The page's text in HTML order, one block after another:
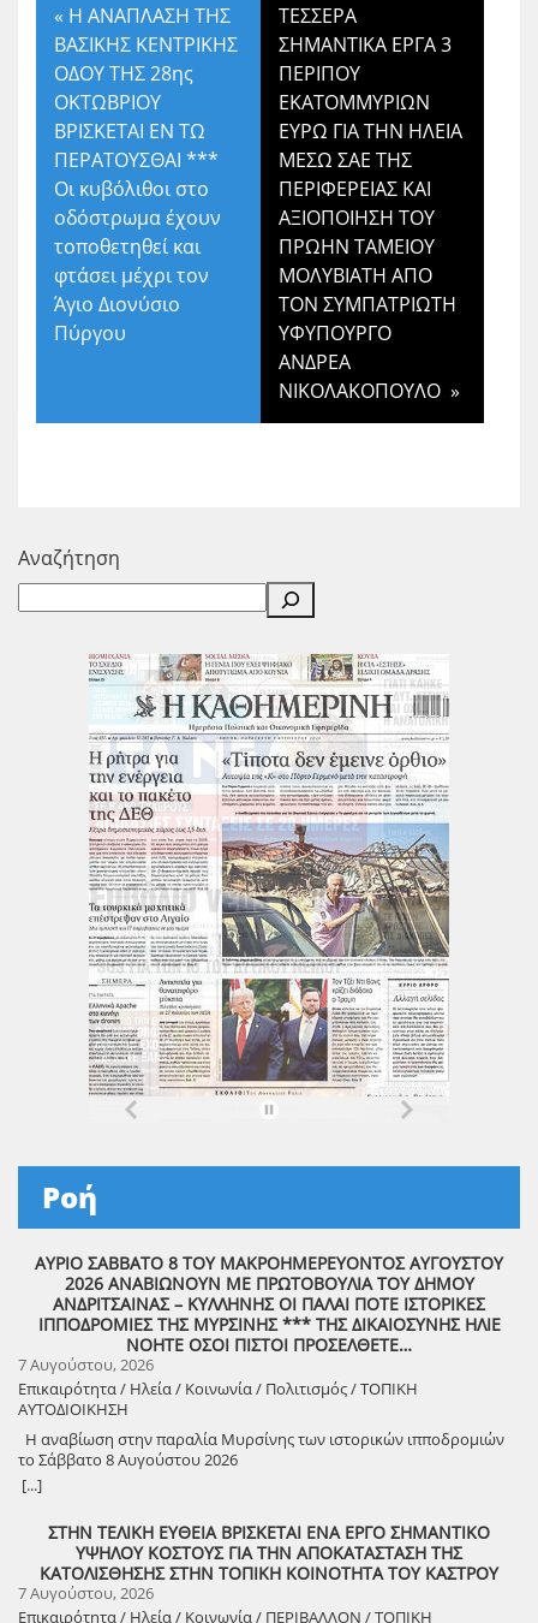
« Η ΑΝΑΠΛΑΣΗ ΤΗΣ
ΒΑΣΙΚΗΣ ΚΕΝΤΡΙΚΗΣ
ΟΔΟΥ ΤΗΣ 28ης
ΟΚΤΩΒΡΙΟΥ
ΒΡΙΣΚΕΤΑΙ ΕΝ ΤΩ
ΠΕΡΑΤΟΥΣΘΑΙ ***
Οι κυβόλιθοι στο
οδόστρωμα έχουν
τοποθετηθεί και
φτάσει μέχρι τον
Άγιο Διονύσιο
Πύργου
ΤΕΣΣΕΡΑ
ΣΗΜΑΝΤΙΚΑ ΕΡΓΑ 3
ΠΕΡΙΠΟΥ
ΕΚΑΤΟΜΜΥΡΙΩΝ
ΕΥΡΩ ΓΙΑ ΤΗΝ ΗΛΕΙΑ
ΜΕΣΩ ΣΑΕ ΤΗΣ
ΠΕΡΙΦΕΡΕΙΑΣ ΚΑΙ
ΑΞΙΟΠΟΙΗΣΗ ΤΟΥ
ΠΡΩΗΝ ΤΑΜΕΙΟΥ
ΜΟΛΥΒΙΑΤΗ ΑΠΟ
ΤΟΝ ΣΥΜΠΑΤΡΙΩΤΗ
ΥΦΥΠΟΥΡΓΟ
ΑΝΔΡΕΑ
ΝΙΚΟΛΑΚΟΠΟΥΛΟ »
Αναζήτηση
Ροή
ΑΥΡΙΟ ΣΑΒΒΑΤΟ 8 ΤΟΥ ΜΑΚΡΟΗΜΕΡΕΥΟΝΤΟΣ ΑΥΓΟΥΣΤΟΥ
2026 ΑΝΑΒΙΩΝΟΥΝ ΜΕ ΠΡΩΤΟΒΟΥΛΙΑ ΤΟΥ ΔΗΜΟΥ
ΑΝΔΡΙΤΣΑΙΝΑΣ – ΚΥΛΛΗΝΗΣ ΟΙ ΠΑΛΑΙ ΠΟΤΕ ΙΣΤΟΡΙΚΕΣ
ΙΠΠΟΔΡΟΜΙΕΣ ΤΗΣ ΜΥΡΣΙΝΗΣ *** ΤΗΣ ΔΙΚΑΙΟΣΥΝΗΣ ΗΛΙΕ
ΝΟΗΤΕ ΟΣΟΙ ΠΙΣΤΟΙ ΠΡΟΣΕΛΘΕΤΕ…
7 Αυγούστου, 2026
Επικαιρότητα / Ηλεία / Κοινωνία / Πολιτισμός / ΤΟΠΙΚΗ
ΑΥΤΟΔΙΟΙΚΗΣΗ
Η αναβίωση στην παραλία Μυρσίνης των ιστορικών ιπποδρομιών
το Σάββατο 8 Αυγούστου 2026
[...]
ΣΤΗΝ ΤΕΛΙΚΗ ΕΥΘΕΙΑ ΒΡΙΣΚΕΤΑΙ ΕΝΑ ΕΡΓΟ ΣΗΜΑΝΤΙΚΟ
ΥΨΗΛΟΥ ΚΟΣΤΟΥΣ ΓΙΑ ΤΗΝ ΑΠΟΚΑΤΑΣΤΑΣΗ ΤΗΣ
ΚΑΤΟΛΙΣΘΗΣΗΣ ΣΤΗΝ ΤΟΠΙΚΗ ΚΟΙΝΟΤΗΤΑ ΤΟΥ ΚΑΣΤΡΟΥ
7 Αυγούστου, 2026
Επικαιρότητα / Ηλεία / Κοινωνία / ΠΕΡΙΒΑΛΛΟΝ / ΤΟΠΙΚΗ